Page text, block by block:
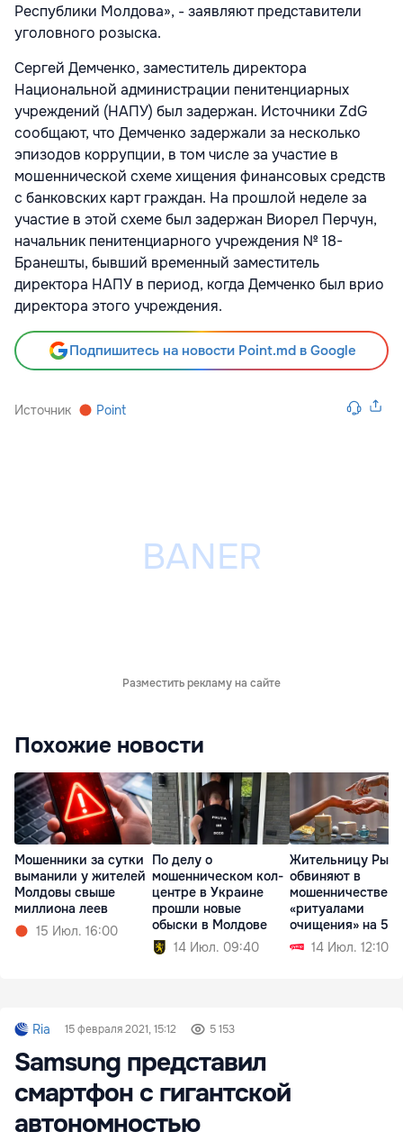
Республики Молдова», - заявляют представители
уголовного розыска.
Сергей Демченко, заместитель директора
Национальной администрации пенитенциарных
учреждений (НАПУ) был задержан. Источники ZdG
сообщают, что Демченко задержали за несколько
эпизодов коррупции, в том числе за участие в
мошеннической схеме хищения финансовых средств
с банковских карт граждан. На прошлой неделе за
участие в этой схеме был задержан Виорел Перчун,
начальник пенитенциарного учреждения № 18-
Бранешты, бывший временный заместитель
директора НАПУ в период, когда Демченко был врио
директора этого учреждения.
Подпишитесь на новости Point.md в Google
Источник Point
Разместить рекламу на сайте
Похожие новости
Мошенники за сутки
выманили у жителей
Молдовы свыше
миллиона леев
15 Июл. 16:00
По делу о
мошенническом кол-
центре в Украине
прошли новые
обыски в Молдове
14 Июл. 09:40
Жительницу
обвиняют в
мошенничестве с
«ритуалами
очищения» на 520
тысяч леев
14 Июл. 12:10
Ria 15 февраля 2021, 15:12 5 153
Samsung представил
смартфон с гигантской
автономностью